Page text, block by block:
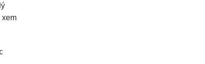
xem